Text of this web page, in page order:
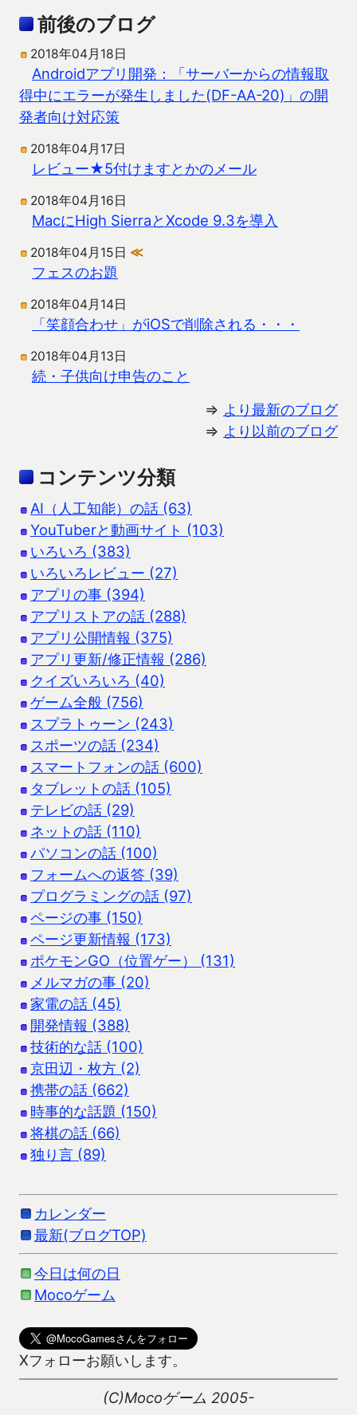
前後のブログ
2018年04月18日
Androidアプリ開発：「サーバーからの情報取
得中にエラーが発生しました(DF-AA-20)」の開
発者向け対応策
2018年04月17日
レビュー★5付けますとかのメール
2018年04月16日
MacにHigh SierraとXcode 9.3を導入
2018年04月15日 ≪
フェスのお題
2018年04月14日
「笑顔合わせ」がiOSで削除される・・・
2018年04月13日
続・子供向け申告のこと
⇒ より最新のブログ
⇒ より以前のブログ
コンテンツ分類
AI（人工知能）の話 (63)
YouTuberと動画サイト (103)
いろいろ (383)
いろいろレビュー (27)
アプリの事 (394)
アプリストアの話 (288)
アプリ公開情報 (375)
アプリ更新/修正情報 (286)
クイズいろいろ (40)
ゲーム全般 (756)
スプラトゥーン (243)
スポーツの話 (234)
スマートフォンの話 (600)
タブレットの話 (105)
テレビの話 (29)
ネットの話 (110)
パソコンの話 (100)
フォームへの返答 (39)
プログラミングの話 (97)
ページの事 (150)
ページ更新情報 (173)
ポケモンGO（位置ゲー） (131)
メルマガの事 (20)
家電の話 (45)
開発情報 (388)
技術的な話 (100)
京田辺・枚方 (2)
携帯の話 (662)
時事的な話題 (150)
将棋の話 (66)
独り言 (89)
カレンダー
最新(ブログTOP)
今日は何の日
Mocoゲーム
Xフォローお願いします。
(C)Mocoゲーム 2005-